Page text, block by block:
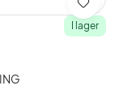
I lager
Spara